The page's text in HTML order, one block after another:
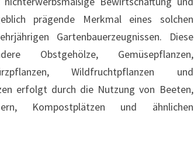
prägende Merkmal eines solchen
Gartenbauerzeugnissen. Diese
Obstgehölze, Gemüsepflanzen,
Wildfruchtpflanzen und
erfolgt durch die Nutzung von Beeten,
Kompostplätzen und ähnlichen